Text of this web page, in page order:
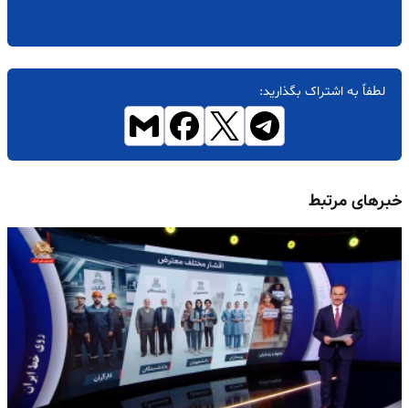
لطفاً به اشتراک بگذارید:
خبرهای مرتبط